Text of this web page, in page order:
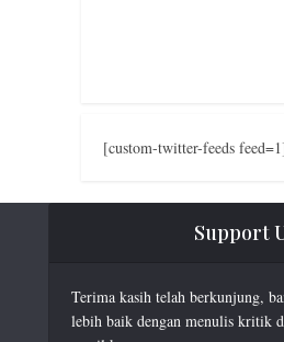
[custom-twitter-feeds
Support
Terima kasih telah berkunjung,
lebih baik dengan menulis kritik